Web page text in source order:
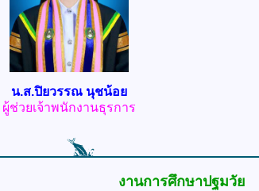
น.ส.ปิยวรรณ นุชน้อย
ผู้ช่วยเจ้าพนักงานธุรการ
งานการศึกษาปฐมวัย